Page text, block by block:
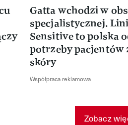
Gatta wchodzi w
specjalistycznej.
Sensitive to polska
potrzeby pacjentów
skóry
Współpraca reklamowa
Zobacz